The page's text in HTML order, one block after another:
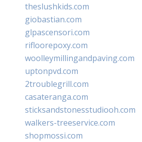
theslushkids.com
giobastian.com
glpascensori.com
rifloorepoxy.com
woolleymillingandpaving.com
uptonpvd.com
2troublegrill.com
casateranga.com
sticksandstonesstudiooh.com
walkers-treeservice.com
shopmossi.com